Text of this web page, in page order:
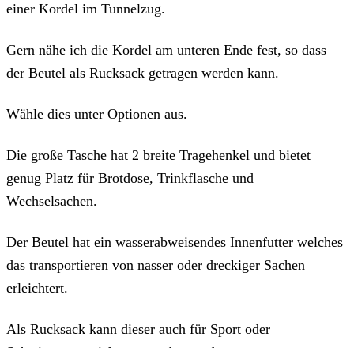
einer Kordel im Tunnelzug.
Gern nähe ich die Kordel am unteren Ende fest, so dass
der Beutel als Rucksack getragen werden kann.
Wähle dies unter Optionen aus.
Die große Tasche hat 2 breite Tragehenkel und bietet
genug Platz für Brotdose, Trinkflasche und
Wechselsachen.
Der Beutel hat ein wasserabweisendes Innenfutter welches
das transportieren von nasser oder dreckiger Sachen
erleichtert.
Als Rucksack kann dieser auch für Sport oder